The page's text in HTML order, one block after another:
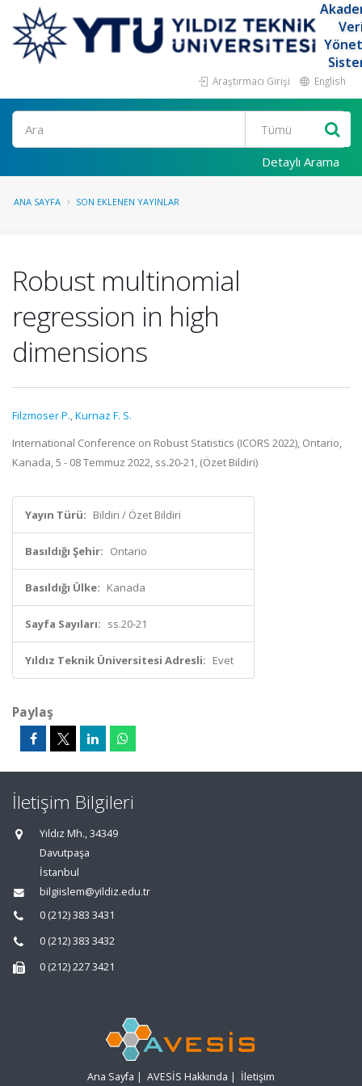
Araştırmacı Girişi English
Ara
Detaylı Arama
ANA SAYFA SON EKLENEN YAYINLAR
Robust multinomial
regression in high
dimensions
Filzmoser P.,Kurnaz F. S.
International Conference on Robust Statistics (ICORS 2022), Ontario,
Kanada, 5 - 08 Temmuz 2022, ss.20-21, (Özet Bildiri)
Yayın Türü: Bildiri / Özet Bildiri
Basıldığı Şehir: Ontario
Basıldığı Ülke: Kanada
Sayfa Sayıları: ss.20-21
Yıldız Teknik Üniversitesi Adresli: Evet
Paylaş
İletişim Bilgileri
Yıldız Mh., 34349
Davutpaşa
İstanbul
bilgiislem@yildiz.edu.tr
0 (212) 383 3431
0 (212) 383 3432
0 (212) 227 3421
Ana Sayfa | AVESİS Hakkında | İletişim